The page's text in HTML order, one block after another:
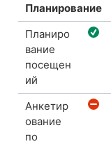
Планирование
Планиро
вание
посещен
ий
Анкетир
ование
по